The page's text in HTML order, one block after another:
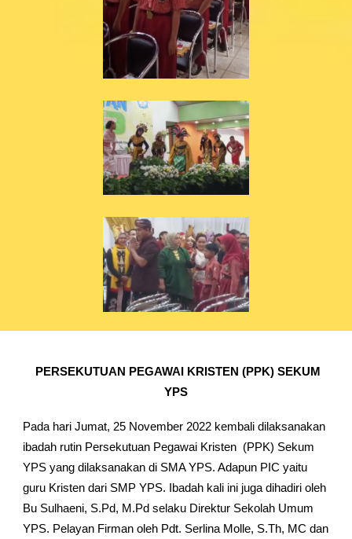
PERSEKUTUAN PEGAWAI KRISTEN (PPK) SEKUM
YPS
Pada hari Jumat, 25 November 2022 kembali dilaksanakan
ibadah rutin Persekutuan Pegawai Kristen (PPK) Sekum
YPS yang dilaksanakan di SMA YPS. Adapun PIC yaitu
guru Kristen dari SMP YPS. Ibadah kali ini juga dihadiri oleh
Bu Sulhaeni, S.Pd, M.Pd selaku Direktur Sekolah Umum
YPS. Pelayan Firman oleh Pdt. Serlina Molle, S.Th, MC dan